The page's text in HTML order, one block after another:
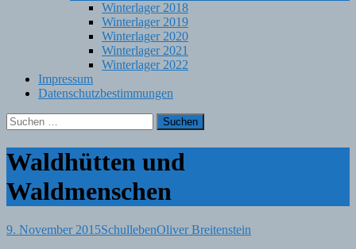
Winterlager 2018
Winterlager 2019
Winterlager 2020
Winterlager 2021
Winterlager 2022
Impressum
Datenschutzbestimmungen
Suchen
nach:
Waldhütten und
Waldmenschen
9. November 2015SchullebenOliver Breitenstein